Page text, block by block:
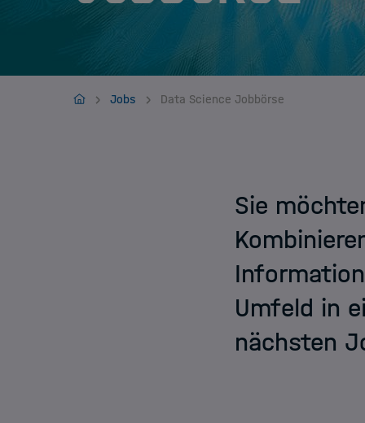
HIDA
Jobs
HIDA
Jobs Data Science Jobbörse
Sie
Umfeld in
nächsten